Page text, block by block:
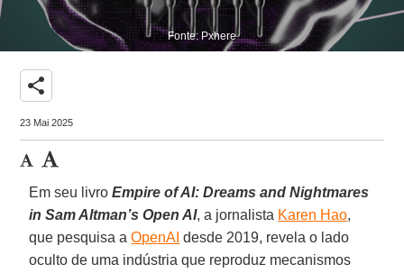
Fonte: Pxhere
share
23 Mai 2025
Em seu livroEmpire of AI: Dreams and Nightmares
in Sam Altman’s Open AI, a jornalista Karen Hao,
que pesquisa aOpenAI desde 2019, revela o lado
oculto de uma indústria que reproduz mecanismos